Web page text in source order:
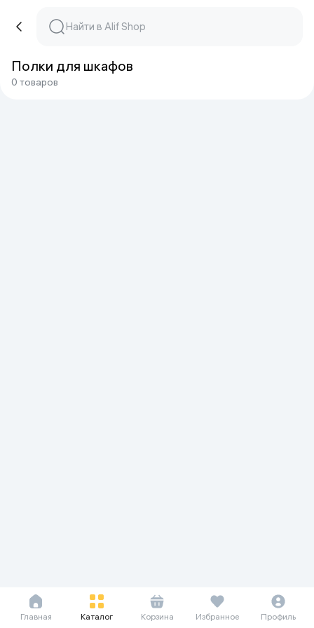
Полки для шкафов
0 товаров
Главная Каталог Корзина Избранное Профиль